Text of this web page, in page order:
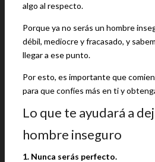
algo al respecto.
Porque ya no serás un hombre
débil, mediocre y fracasado, y
llegar a ese punto.
Por esto, es importante que
para que confíes más en ti y
Lo que te ayudará a
hombre inseguro
1. Nunca serás perfecto.